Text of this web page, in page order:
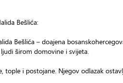
Bešlića:
Bešlića – doajena
širom domovine i svijeta.
tople i postojane. Njegov odlazak